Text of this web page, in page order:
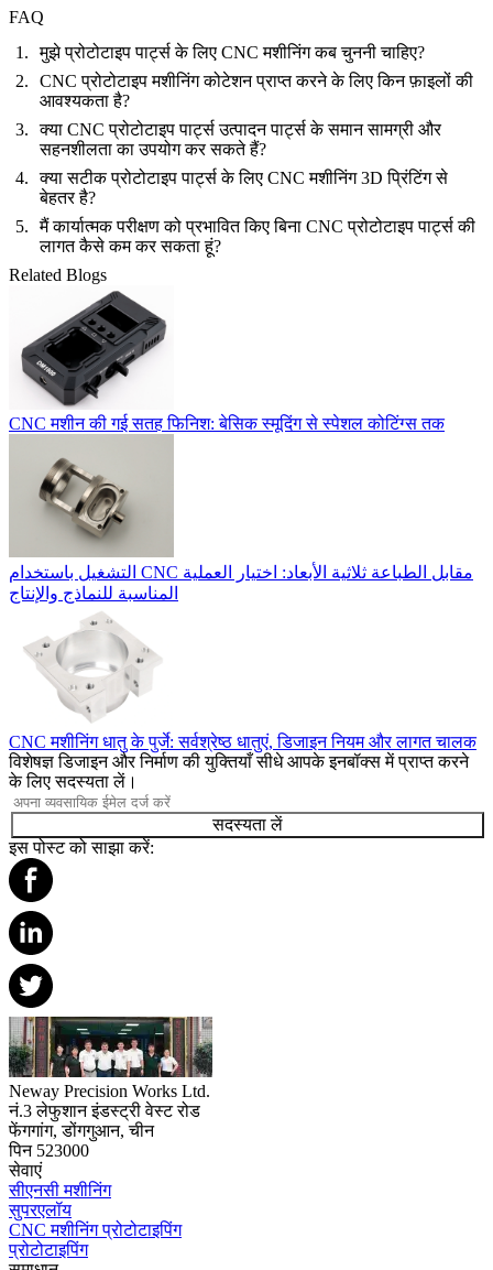
FAQ
मुझे प्रोटोटाइप पार्ट्स के लिए CNC मशीनिंग कब चुननी चाहिए?
CNC प्रोटोटाइप मशीनिंग कोटेशन प्राप्त करने के लिए किन फ़ाइलों की
आवश्यकता है?
क्या CNC प्रोटोटाइप पार्ट्स उत्पादन पार्ट्स के समान सामग्री और
सहनशीलता का उपयोग कर सकते हैं?
क्या सटीक प्रोटोटाइप पार्ट्स के लिए CNC मशीनिंग 3D प्रिंटिंग से
बेहतर है?
मैं कार्यात्मक परीक्षण को प्रभावित किए बिना CNC प्रोटोटाइप पार्ट्स की
लागत कैसे कम कर सकता हूं?
Related Blogs
CNC मशीन की गई सतह फिनिश: बेसिक स्मूदिंग से स्पेशल कोटिंग्स तक
التشغيل باستخدام CNC مقابل الطباعة ثلاثية الأبعاد: اختيار العملية
المناسبة للنماذج والإنتاج
CNC मशीनिंग धातु के पुर्जे: सर्वश्रेष्ठ धातुएं, डिजाइन नियम और लागत चालक
विशेषज्ञ डिजाइन और निर्माण की युक्तियाँ सीधे आपके इनबॉक्स में प्राप्त करने
के लिए सदस्यता लें।
सदस्यता लें
इस पोस्ट को साझा करें:
Neway Precision Works Ltd.
नं.3 लेफुशान इंडस्ट्री वेस्ट रोड
फेंगगांग, डोंगगुआन, चीन
पिन 523000
सेवाएं
सीएनसी मशीनिंग
सुपरएलॉय
CNC मशीनिंग प्रोटोटाइपिंग
प्रोटोटाइपिंग